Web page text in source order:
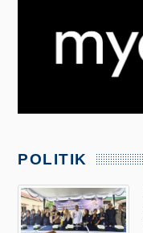
POLITIK